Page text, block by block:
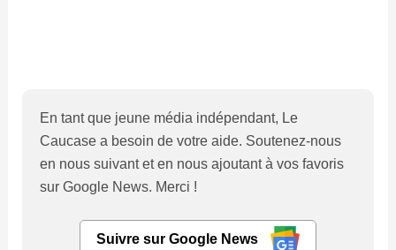
En tant que jeune média indépendant, Le
Caucase a besoin de votre aide. Soutenez-nous
en nous suivant et en nous ajoutant à vos favoris
sur Google News. Merci !
Suivre sur Google News